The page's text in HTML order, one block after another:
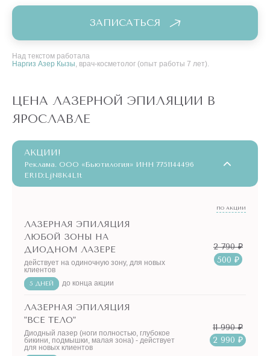
ЗАПИСАТЬСЯ
Над текстом работала
Наргиз Азер Кызы, врач-косметолог (опыт работы 7 лет).
ЦЕНА ЛАЗЕРНОЙ ЭПИЛЯЦИИ В
ЯРОСЛАВЛЕ
АКЦИИ!
Реклама. ООО «Бьютилогия» ИНН 7751144496
ERID:LjN8K4L1t
ПО АКЦИИ
ЛАЗЕРНАЯ ЭПИЛЯЦИЯ
ЛЮБОЙ ЗОНЫ НА
ДИОДНОМ ЛАЗЕРЕ
действует на одиночную зону, для новых
клиентов
5 ДНЕЙ до конца акции
2 790 ₽
500 ₽
ЛАЗЕРНАЯ ЭПИЛЯЦИЯ
"ВСЕ ТЕЛО"
Диодный лазер (ноги полностью, глубокое
бикини, подмышки, малая зона) - действует
для новых клиентов
11 990 ₽
2 990 ₽